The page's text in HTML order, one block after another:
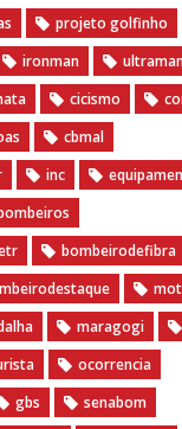
projeto golfinho
ironman
cicismo
cbmal
inc
bombeirodefibra
maragogi
ocorrencia
gbs
senabom